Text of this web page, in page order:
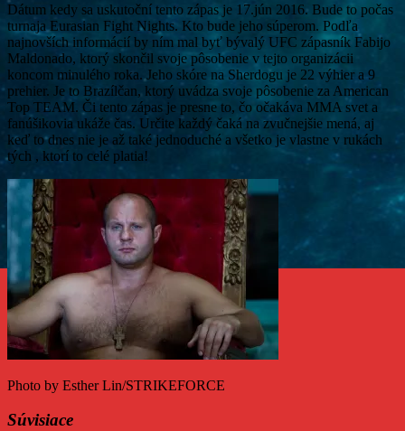
Dátum kedy sa uskutoční tento zápas je 17.jún 2016. Bude to počas
turnaja Eurasian Fight Nights. Kto bude jeho súperom. Podľa
najnovších informácií by ním mal byť bývalý UFC zápasník Fabijo
Maldonado, ktorý skončil svoje pôsobenie v tejto organizácii
koncom minulého roka. Jeho skóre na Sherdogu je 22 výhier a 9
prehier. Je to Brazílčan, ktorý uvádza svoje pôsobenie za American
Top TEAM. Či tento zápas je presne to, čo očakáva MMA svet a
fanúšikovia ukáže čas. Určite každý čaká na zvučnejšie mená, aj
keď to dnes nie je až také jednoduché a všetko je vlastne v rukách
tých , ktorí to celé platia!
Photo by Esther Lin/STRIKEFORCE
Súvisiace